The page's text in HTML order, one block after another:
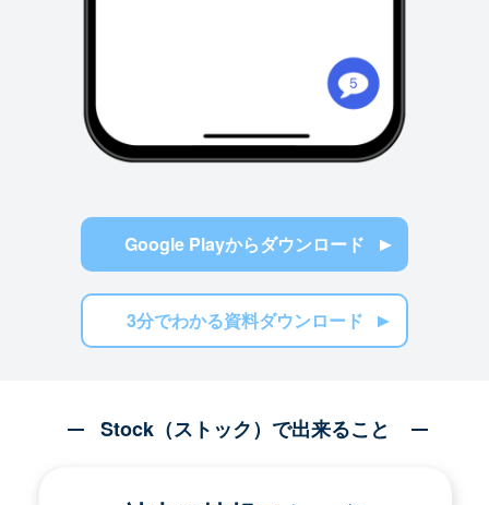
Google Playからダウンロード
3分でわかる資料ダウンロード
Stock（ストック）で出来ること